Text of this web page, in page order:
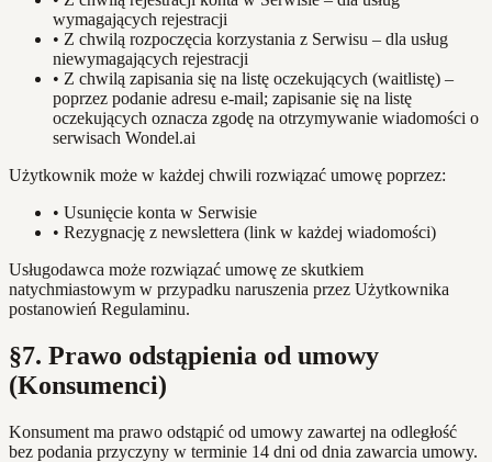
wymagających rejestracji
• Z chwilą rozpoczęcia korzystania z Serwisu – dla usług
niewymagających rejestracji
• Z chwilą zapisania się na listę oczekujących (waitlistę) –
poprzez podanie adresu e-mail; zapisanie się na listę
oczekujących oznacza zgodę na otrzymywanie wiadomości o
serwisach Wondel.ai
Użytkownik może w każdej chwili rozwiązać umowę poprzez:
• Usunięcie konta w Serwisie
• Rezygnację z newslettera (link w każdej wiadomości)
Usługodawca może rozwiązać umowę ze skutkiem
natychmiastowym w przypadku naruszenia przez Użytkownika
postanowień Regulaminu.
§7. Prawo odstąpienia od umowy
(Konsumenci)
Konsument ma prawo odstąpić od umowy zawartej na odległość
bez podania przyczyny w terminie 14 dni od dnia zawarcia umowy.